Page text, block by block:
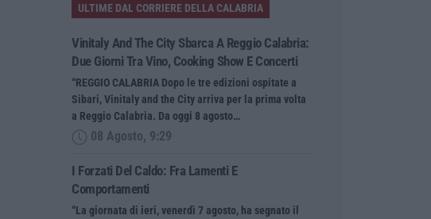
ULTIME DAL CORRIERE DELLA CALABRIA
Vinitaly And The City Sbarca A Reggio Calabria:
Due Giorni Tra Vino, Cooking Show E Concerti
“REGGIO CALABRIA Dopo le tre edizioni ospitate a
Sibari, Vinitaly and the City arriva per la prima volta
a Reggio Calabria. Da oggi 8 agosto…
08 Agosto, 9:29
I Forzati Del Caldo: Fra Lamenti E
Comportamenti
“La giornata di ieri, venerdì 7 agosto, ha segnato il